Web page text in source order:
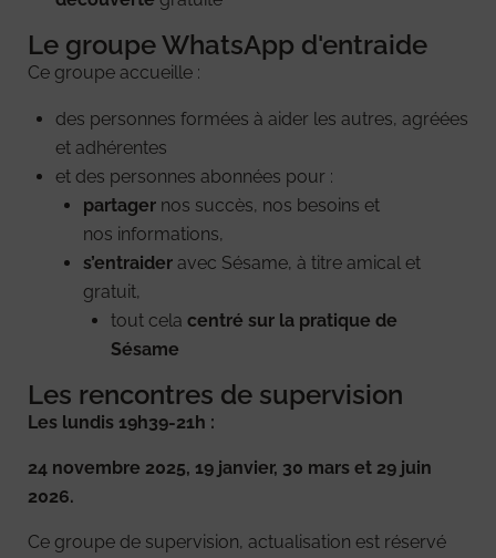
Le groupe WhatsApp d'entraide
Ce groupe accueille :
des personnes formées à aider les autres, agréées
et adhérentes
et des personnes abonnées pour :
partager nos succès, nos besoins et
nos informations,
s’entraider avec Sésame, à titre amical et
gratuit,
tout cela centré sur la pratique de
Sésame
Les rencontres de supervision
Les lundis 19h39-21h :
24 novembre 2025, 19 janvier, 30 mars et 29 juin
2026.
Ce groupe de supervision, actualisation est réservé